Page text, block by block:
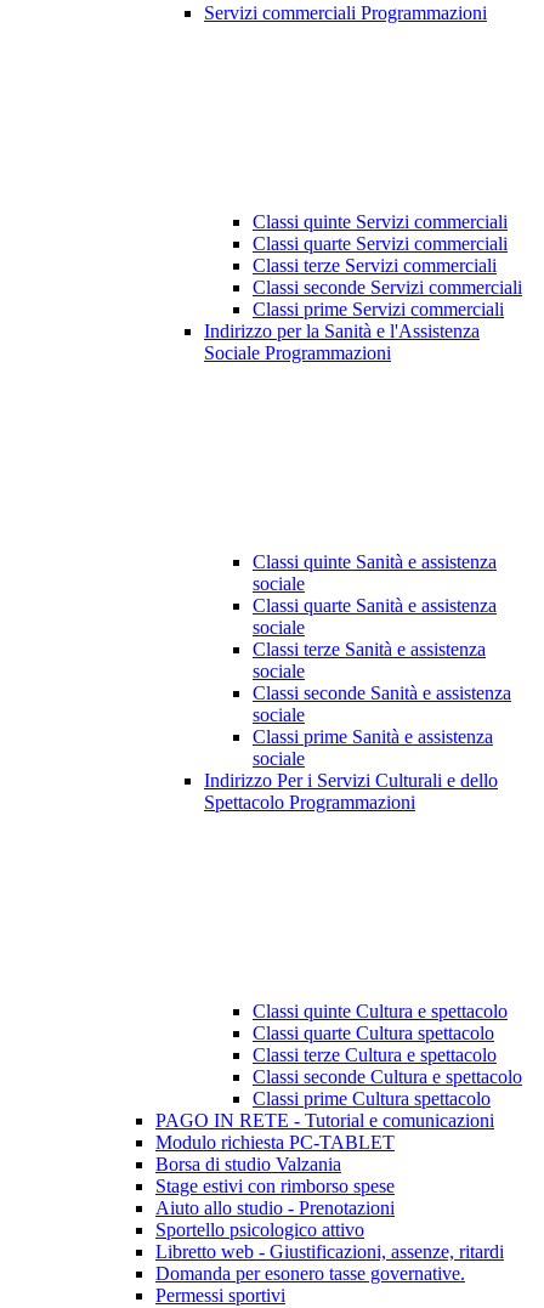
Servizi commerciali Programmazioni
Classi quinte Servizi commerciali
Classi quarte Servizi commerciali
Classi terze Servizi commerciali
Classi seconde Servizi commerciali
Classi prime Servizi commerciali
Indirizzo per la Sanità e l'Assistenza
Sociale Programmazioni
Classi quinte Sanità e assistenza
sociale
Classi quarte Sanità e assistenza
sociale
Classi terze Sanità e assistenza
sociale
Classi seconde Sanità e assistenza
sociale
Classi prime Sanità e assistenza
sociale
Indirizzo Per i Servizi Culturali e dello
Spettacolo Programmazioni
Classi quinte Cultura e spettacolo
Classi quarte Cultura spettacolo
Classi terze Cultura e spettacolo
Classi seconde Cultura e spettacolo
Classi prime Cultura spettacolo
PAGO IN RETE - Tutorial e comunicazioni
Modulo richiesta PC-TABLET
Borsa di studio Valzania
Stage estivi con rimborso spese
Aiuto allo studio - Prenotazioni
Sportello psicologico attivo
Libretto web - Giustificazioni, assenze, ritardi
Domanda per esonero tasse governative.
Permessi sportivi